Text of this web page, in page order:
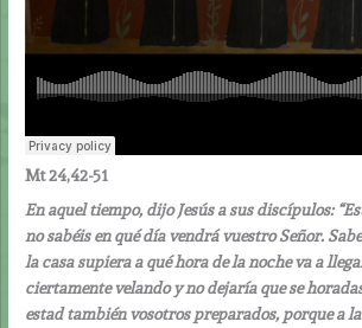
Mt 24,42-51
En aquel tiempo, dijo Jesús a sus discípulos:
no sabéis en qué día vendrá vuestro Señor.
la casa supiera a qué hora de la noche va a
ciertamente velando y no dejaría que se
estad también vosotros preparados, porque a